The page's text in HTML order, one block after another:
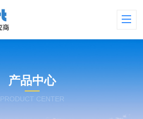
产品中心
PRODUCT CENTER